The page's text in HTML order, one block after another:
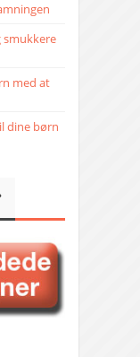
smukkere
med at
dine børn